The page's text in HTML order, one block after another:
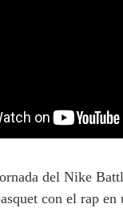
del Nike
con el rap en